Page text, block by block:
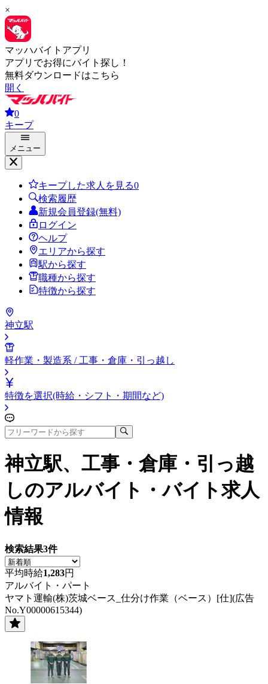
×
マッハバイトアプリ
アプリでお得にバイト探し！
無料ダウンロードはこちら
開く
0
キープ
メニュー
キープした求人を見る0
検索履歴
新規会員登録(無料)
ログイン
ヘルプ
エリアから探す
駅から探す
職種から探す
特徴から探す
神立駅
軽作業・製造系 / 工事・倉庫・引っ越し
特徴を選択(時給・シフト・期間など)
神立駅、工事・倉庫・引っ越
しのアルバイト・バイト求人
情報
検索結果3件
平均時給1,283円
アルバイト・パート
ヤマト運輸(株)茨城ベース_仕分け作業（ベース）[仕](広告
No.Y00000615344)